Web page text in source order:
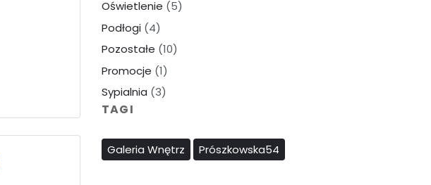
Oświetlenie (5)
Podłogi (4)
Pozostałe (10)
Promocje (1)
Sypialnia (3)
TAGI
Galeria Wnętrz Prószkowska54